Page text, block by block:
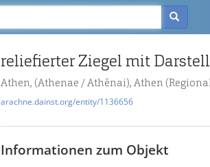
reliefierter Ziegel mit
Athen, (Athenae / Athēnai), Athen
arachne.dainst.org/entity/1136656
Informationen zum Objekt